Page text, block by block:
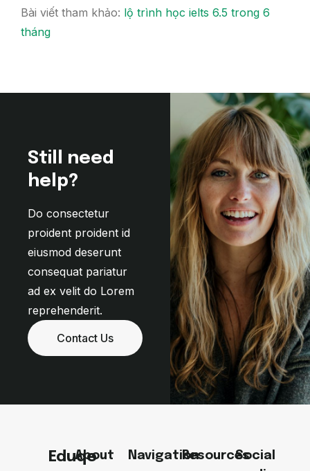
Bài viết tham khảo: lộ trình học ielts 6.5 trong 6
tháng
Still need
help?
Do consectetur
proident proident id
eiusmod deserunt
consequat pariatur
ad ex velit do Lorem
reprehenderit.
Contact Us
Eduqe
About
NavigationResourcesSocial